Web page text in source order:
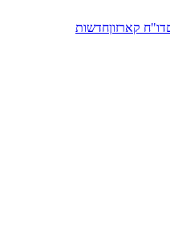
דו"ח קארזוןחדשות